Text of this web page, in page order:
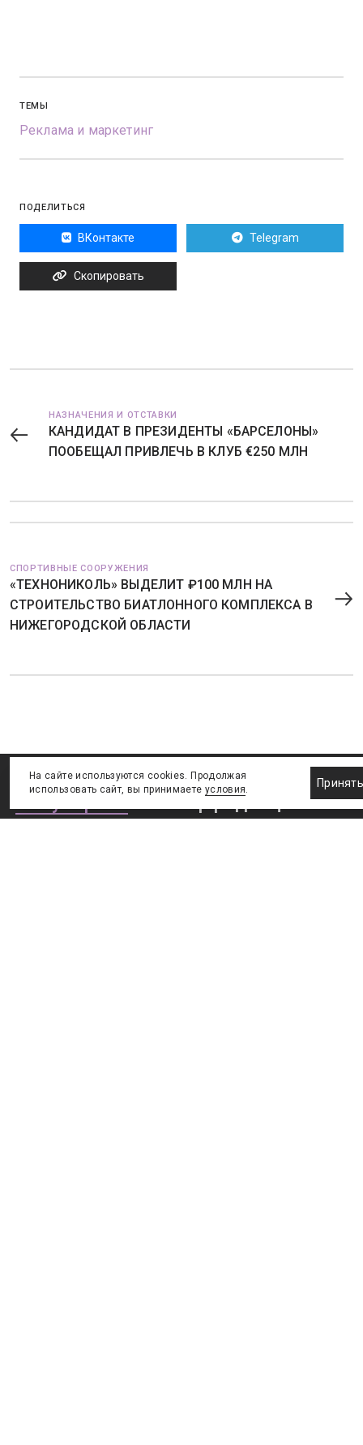
ТЕМЫ
Реклама и маркетинг
ПОДЕЛИТЬСЯ
ВКонтакте Telegram
Скопировать
НАЗНАЧЕНИЯ И ОТСТАВКИ
КАНДИДАТ В ПРЕЗИДЕНТЫ «БАРСЕЛОНЫ»
ПООБЕЩАЛ ПРИВЛЕЧЬ В КЛУБ €250 МЛН
СПОРТИВНЫЕ СООРУЖЕНИЯ
«ТЕХНОНИКОЛЬ» ВЫДЕЛИТ ₽100 МЛН НА
СТРОИТЕЛЬСТВО БИАТЛОННОГО КОМПЛЕКСА В
НИЖЕГОРОДСКОЙ ОБЛАСТИ
Выбор редакции
На сайте используются cookies. Продолжая
использовать сайт, вы принимаете условия.
Принять